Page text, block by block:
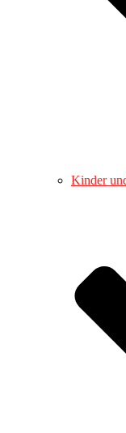
Kinder